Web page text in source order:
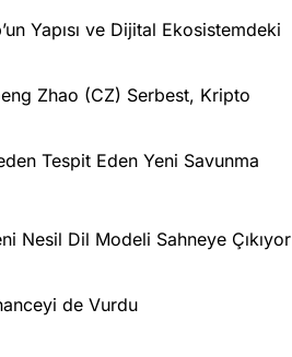
Yapısı ve Dijital Ekosistemdeki
Zhao (CZ) Serbest, Kripto
Tespit Eden Yeni Savunma
Nesil Dil Modeli Sahneye Çıkıyor
de Vurdu